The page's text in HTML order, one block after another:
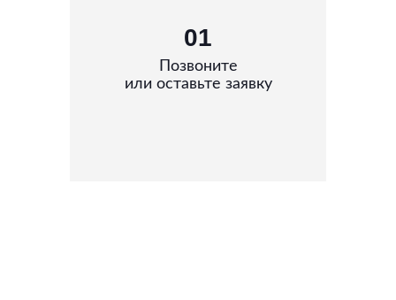
01
Позвоните
или оставьте заявку